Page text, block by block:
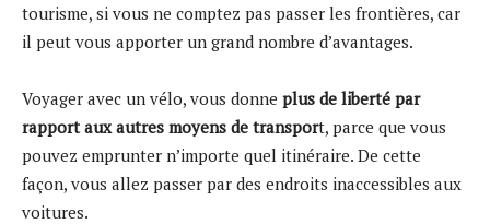
tourisme, si vous ne comptez pas passer les frontières, car
il peut vous apporter un grand nombre d’avantages.
Voyager avec un vélo, vous donne plus de liberté par
rapport aux autres moyens de transport, parce que vous
pouvez emprunter n’importe quel itinéraire. De cette
façon, vous allez passer par des endroits inaccessibles aux
voitures.